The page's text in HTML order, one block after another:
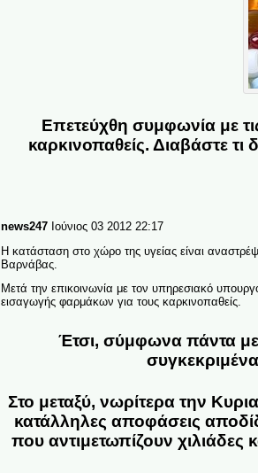
Επετεύχθη συμφωνία με
καρκινοπαθείς. Διαβάστε
news247Ιούνιος 03 2012 22:17
Η κατάσταση στο χώρο της υγείας είναι
Βαρνάβας.
Μετά την επικοινωνία με τον υπηρεσιακό
εισαγωγής φαρμάκων για τους καρκινοπαθείς.
Έτσι, σύμφωνα πάντα
Στο μεταξύ, νωρίτερα την
κατάλληλες αποφάσεις
που αντιμετωπίζουν